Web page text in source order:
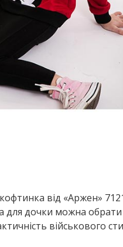
від «Аржен»
для дочки можна обрати
військового